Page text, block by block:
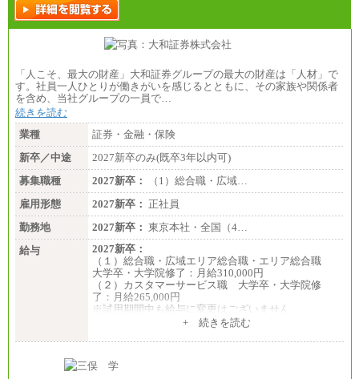
「人こそ、最大の財産」大和証券グループの最大の財産は「人材」で
す。社員一人ひとりが働きがいを感じるとともに、その家族や関係者
を含め、当社グループの一員で…
続きを読む
業種
証券・金融・保険
新卒／中途
2027新卒のみ(既卒3年以内可)
募集職種
2027新卒：
（1）総合職・広域…
雇用形態
2027新卒： 正社員
勤務地
2027新卒： 東京本社・全国（4…
給与
2027新卒：
（１）総合職・広域エリア総合職・エリア総合職
大学卒・大学院修了：月給310,000円
（２）カスタマーサービス職 大学卒・大学院修
了：月給265,000円
※試用期間中も給与に変更はございません
+ 続きを読む